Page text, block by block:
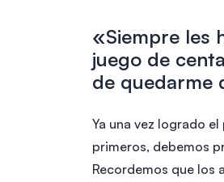
«Siempre les
juego de
de quedarme
Ya una vez logrado
primeros, debemos
Recordemos que los